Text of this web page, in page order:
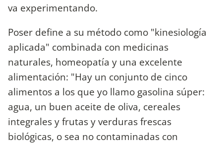
va experimentando.
Poser define a su método como "kinesiología
aplicada" combinada con medicinas
naturales, homeopatía y una excelente
alimentación: "Hay un conjunto de cinco
alimentos a los que yo llamo gasolina súper:
agua, un buen aceite de oliva, cereales
integrales y frutas y verduras frescas
biológicas, o sea no contaminadas con